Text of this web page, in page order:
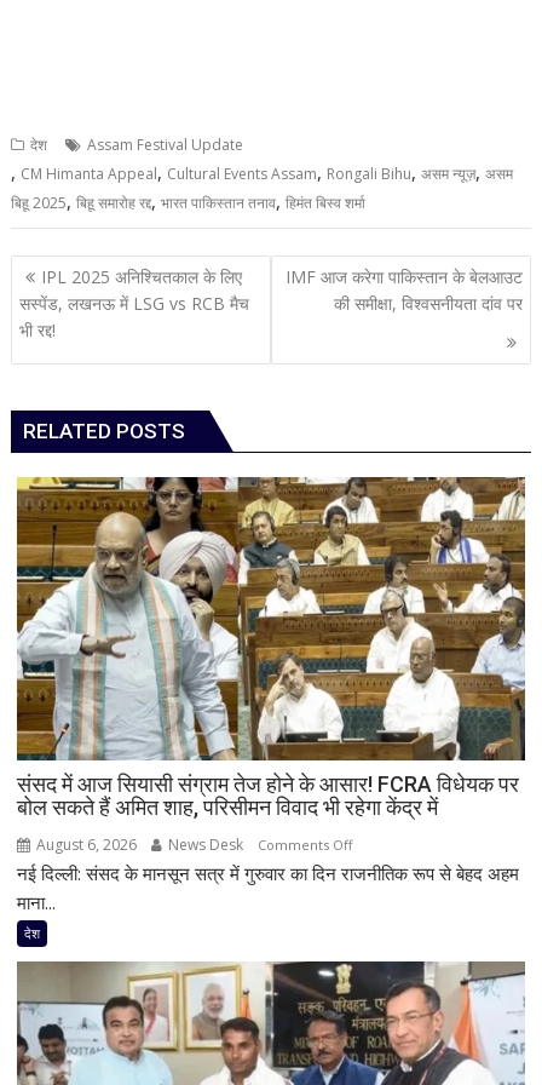
देश Assam Festival Update
, CM Himanta Appeal, Cultural Events Assam, Rongali Bihu,असम न्यूज़,असम
बिहू 2025,बिहू समारोह रद्द,भारत पाकिस्तान तनाव,हिमंत बिस्व शर्मा
Post
navigation
IPL 2025 अनिश्चितकाल के लिए
सस्पेंड, लखनऊ में LSG vs RCB मैच
भी रद्द!
IMF आज करेगा पाकिस्तान के बेलआउट
की समीक्षा, विश्वसनीयता दांव पर
RELATED POSTS
संसद में आज सियासी संग्राम तेज होने के आसार! FCRA विधेयक पर
बोल सकते हैं अमित शाह, परिसीमन विवाद भी रहेगा केंद्र में
August 6, 2026 News Desk Comments Offon
संसद
संग्राम
तेज
होने
के
नई दिल्ली: संसद के मानसून सत्र में गुरुवार का दिन राजनीतिक रूप से बेहद अहम
माना...
देश